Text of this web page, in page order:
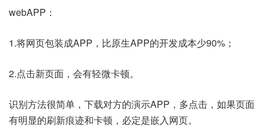
webAPP：
1.将网页包装成APP，比原生APP的开发成本少90%；
2.点击新页面，会有轻微卡顿。
识别方法很简单，下载对方的演示APP，多点击，如果页面
有明显的刷新痕迹和卡顿，必定是嵌入网页。